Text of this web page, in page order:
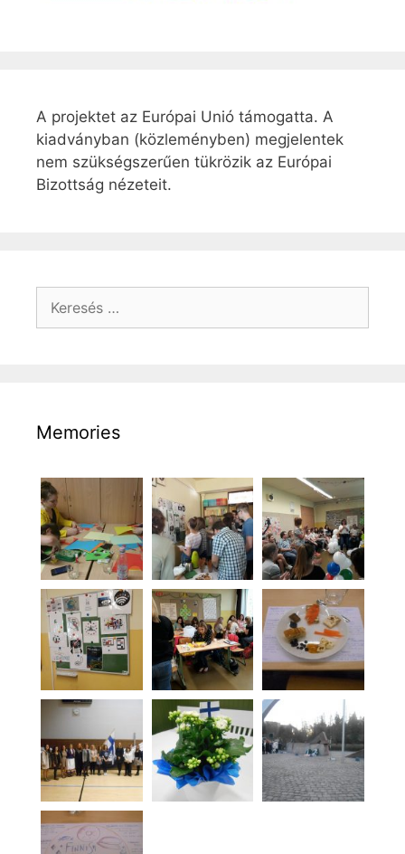
A projektet az Európai Unió támogatta. A
kiadványban (közleményben) megjelentek
nem szükségszerűen tükrözik az Európai
Bizottság nézeteit.
Keresés:
Memories